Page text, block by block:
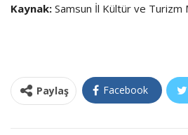
Kaynak: Samsun İl Kültür ve Turizm
Paylaş Facebook